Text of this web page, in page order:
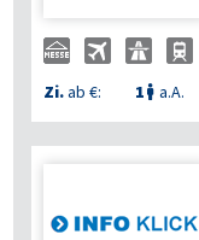
Zi.ab €: 1  a.A.